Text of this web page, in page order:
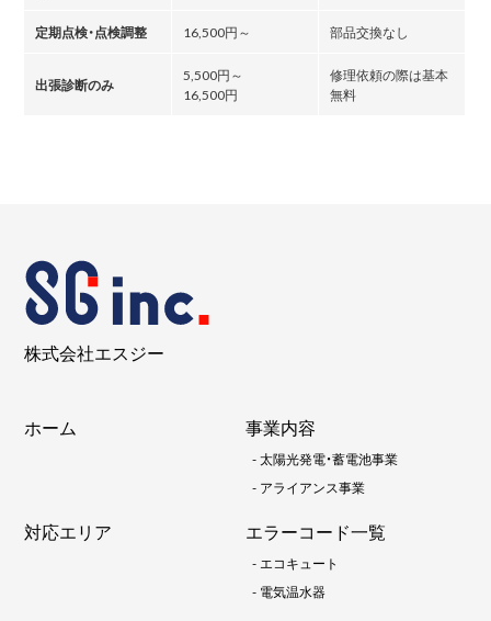
定期点検・点検調整 16,500円～ 部品交換なし
出張診断のみ
5,500円～
16,500円
修理依頼の際は基本
無料
株式会社エスジー
ホーム 事業内容
-太陽光発電・蓄電池事業
- アライアンス事業
対応エリア エラーコード一覧
-エコキュート
- 電気温水器